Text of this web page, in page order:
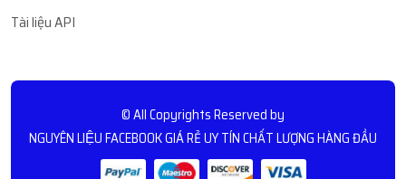
Tài liệu API
© All Copyrights Reserved by
NGUYÊN LIỆU FACEBOOK GIÁ RẺ UY TÍN CHẤT LƯỢNG HÀNG ĐẦU